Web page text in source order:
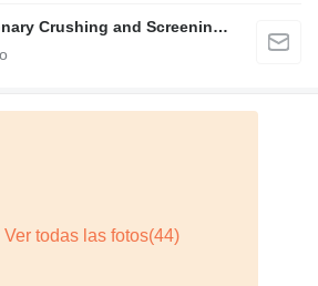
FABO Mobile & Stationary Crushing and Screening Plants | Concrete Batching Plants Manufacturer